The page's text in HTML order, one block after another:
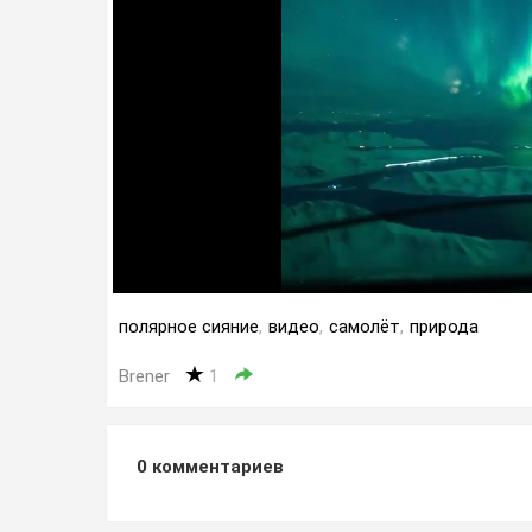
полярное сияние, видео, самолёт, природа
Brener 1
0 комментариев